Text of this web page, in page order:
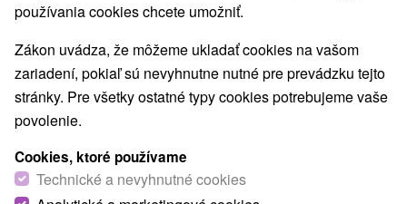
používania cookies chcete umožniť.
Zákon uvádza, že môžeme ukladať cookies na vašom
zariadení, pokiaľ sú nevyhnutne nutné pre prevádzku tejto
stránky. Pre všetky ostatné typy cookies potrebujeme vaše
povolenie.
Cookies, ktoré používame
Technické a nevyhnutné cookies